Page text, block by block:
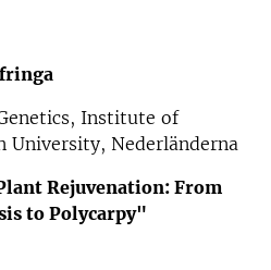
Institute of
University, Nederländerna
Rejuvenation: From
to Polycarpy"